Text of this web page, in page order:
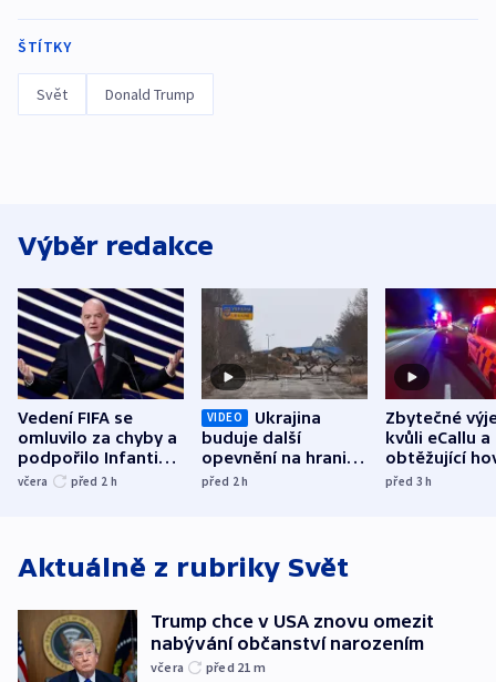
ŠTÍTKY
Svět Donald Trump
Výběr redakce
Vedení FIFA se
omluvilo za chyby a
podpořilo Infantina.
UEFA trvá na
včera před 2 h
VIDEO
Ukrajina
buduje další
opevnění na hranici
s Běloruskem
před 2h
Zbytečné
kvůli eCallu a
obtěžující
zdržují
před 3h
Aktuálně z rubriky Svět
Trump chce v USA znovu omezit
nabývání občanství narozením
včera před 21 m